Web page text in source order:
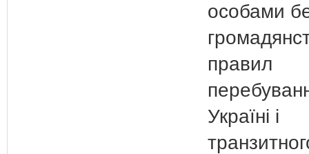
особами
правил
Україні і